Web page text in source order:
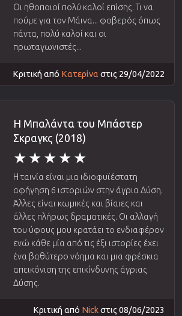
Οι ηθοποιοί πολύ καλοί επίσης. Τι να
πούμε για τον Μάινα... φοβερός όπως
πάντα, πολύ καλοί και οι
πρωταγωνιστές...
Κριτική από Κατερίναστις 29/04/2022
Η Μπαλάντα του Μπάστερ
Σκραγκς (2018)
Η ταινία είναι μια ιδιοφυϊέστατη
αφήγηση 6 ιστοριών στην άγρια Δύση.
Άλλες είναι κωμικές και βίαιες και
άλλες πλήρως δραματικές. Οι αλλαγή
του ύφους μου κρατάει το ενδιαφέρον
ενώ κάθε μία από τις έξι ιστορίες έχει
ένα βαθύτερο νόημα και μια φρέσκια
απεικόνιση της επικίνδυνης άγριας
Δύσης.
Κριτική από Nickστις 08/06/2023